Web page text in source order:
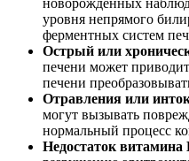
новорожденных
уровня непрямого
ферментных систем
Острый или
печени может
печени
Отравления или
могут вызывать
нормальный процесс
Недостаток витамина